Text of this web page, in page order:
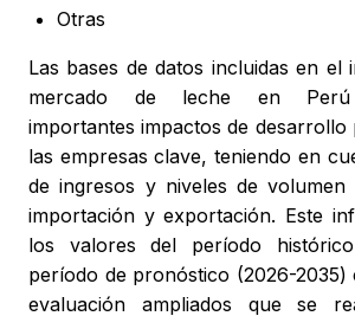
Otras
Las bases de datos incluidas en el
mercado de leche en Perú
importantes impactos de
las empresas clave, teniendo en
de ingresos y niveles de
importación y exportación. Este
los valores del período
período de pronóstico (2026-2035)
evaluación ampliados que se